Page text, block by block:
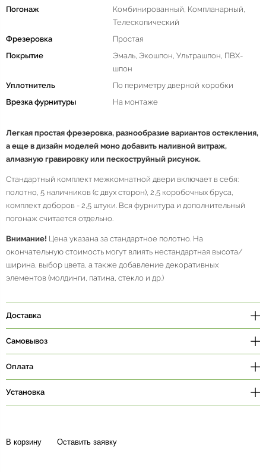
Погонаж
Комбинированный, Компланарный,
Телескопический
Фрезеровка
Простая
Покрытие
Эмаль, Экошпон, Ультрашпон, ПВХ-
шпон
Уплотнитель
По периметру дверной коробки
Врезка фурнитуры
На монтаже
Легкая простая фрезеровка, разнообразие вариантов остекления,
а еще в дизайн моделей моно добавить наливной витраж,
алмазную гравировку или пескоструйный рисунок.
Стандартный комплект межкомнатной двери включает в себя:
полотно, 5 наличников (с двух сторон), 2,5 коробочных бруса,
комплект доборов - 2,5 штуки. Вся фурнитура и дополнительный
погонаж считается отдельно.
Внимание! Цена указана за стандартное полотно. На
окончательную стоимость могут влиять нестандартная высота/
ширина, выбор цвета, а также добавление декоративных
элементов (молдинги, патина, стекло и др.)
Доставка
Самовывоз
Оплата
Установка
В корзину Оставить заявку